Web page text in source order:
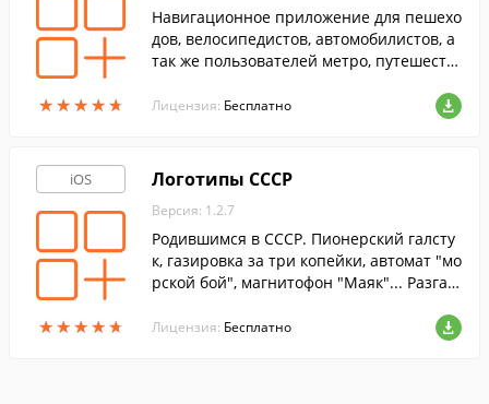
★★★★★
★★★★★
Навигационное приложение для пешехо
дов, велосипедистов, автомобилистов, а
так же пользователей метро, путешеств
Лицензия: Бесплатно
iOS
★★★★★
★★★★★
Логотипы СССР
Версия: 1.2.7
Родившимся в СССР. Пионерский галсту
к, газировка за три копейки, автомат "мо
рской бой", магнитофон "Маяк"... Разгад
Лицензия: Бесплатно